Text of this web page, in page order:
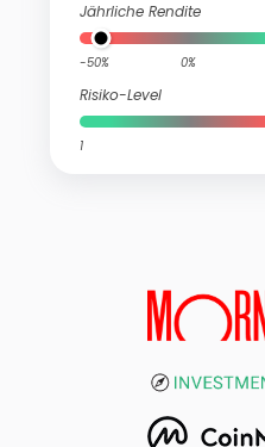
Jährliche Rendite
-50% 0%
Risiko-Level
1